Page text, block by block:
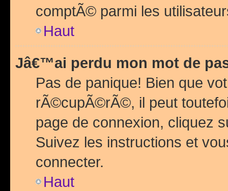
comptÃ© parmi les
Haut
Jâ€™ai perdu mon mot de
Pas de panique! Bien que
rÃ©cupÃ©rÃ©, il peut
page de connexion, cliquez
Suivez les instructions et
connecter.
Haut